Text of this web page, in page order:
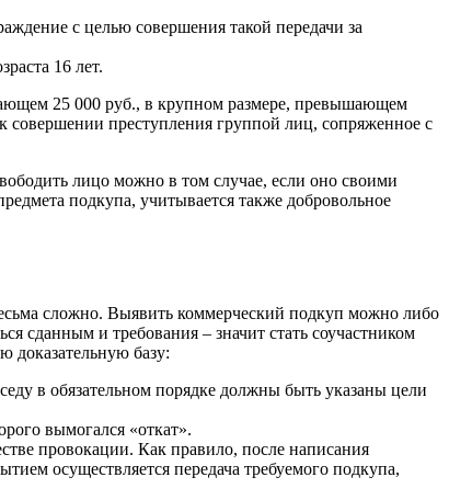
с целью совершения такой передачи за
16 лет.
25 000 руб., в крупном размере, превышающем
преступления группой лиц, сопряженное с
лицо можно в том случае, если оно своими
подкупа, учитывается также добровольное
сложно. Выявить коммерческий подкуп можно либо
сданным и требования – значит стать соучастником
доказательную базу:
в обязательном порядке должны быть указаны цели
вымогался «откат».
провокации. Как правило, после написания
осуществляется передача требуемого подкупа,